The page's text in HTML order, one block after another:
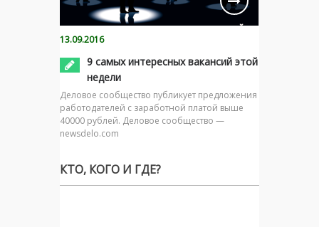
13.09.2016
9 самых интересных вакансий этой
недели
Деловое сообщество публикует предложения
работодателей с заработной платой выше
40000 рублей. Деловое сообщество —
newsdelo.com
КТО, КОГО И ГДЕ?